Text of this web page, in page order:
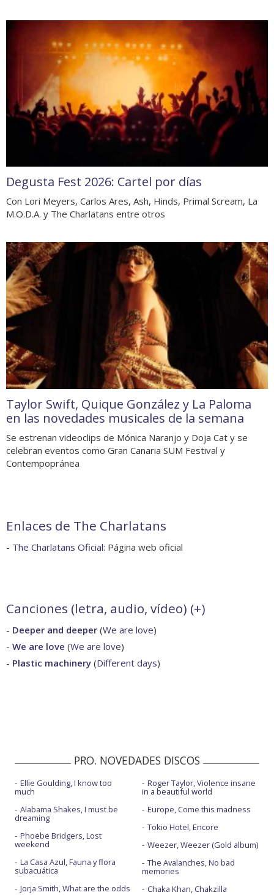
Degusta Fest 2026: Cartel por días
Con Lori Meyers, Carlos Ares, Ash, Hinds, Primal Scream, La
M.O.D.A. y The Charlatans entre otros
Taylor Swift, Quique González y La Paloma
en las novedades musicales de la semana
Se estrenan videoclips de Mónica Naranjo y Doja Cat y se
celebran eventos como Gran Canaria SUM Festival y
Contempopránea
Enlaces de The Charlatans
- The Charlatans Oficial: Página web oficial
Canciones (letra, audio, vídeo) (+)
- Deeper and deeper (We are love)
- We are love (We are love)
- Plastic machinery (Different days)
PRO. NOVEDADES DISCOS
Ellie Goulding, I know too
much
Alabama Shakes, I must be
dreaming
Phoebe Bridgers, Lost
weekend
La Casa Azul, Fauna y flora
subacuática
Jorja Smith, What are the odds
Roger Taylor, Violence insane
in a beautiful world
Europe, Come this madness
Tokio Hotel, Encore
Weezer, Weezer (Gold album)
The Avalanches, No bad
memories
Chaka Khan, Chakzilla